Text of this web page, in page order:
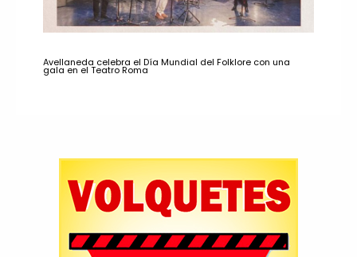
Avellaneda celebra el Día Mundial del Folklore con una
gala en el Teatro Roma